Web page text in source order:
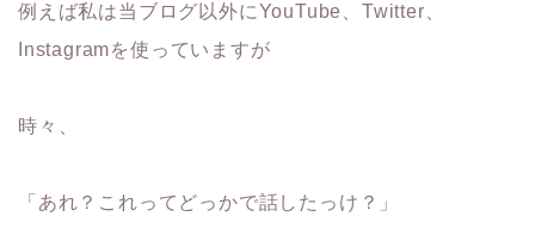
例えば私は当ブログ以外にYouTube、Twitter、
Instagramを使っていますが
時々、
「あれ？これってどっかで話したっけ？」